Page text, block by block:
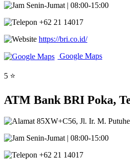
Senin-Jumat | 08:00-15:00
+62 21 14017
https://bri.co.id/
Google Maps
5 ⭐
ATM Bank BRI Poka,
85XW+C56, Jl. Ir. M.
Senin-Jumat | 08:00-15:00
+62 21 14017